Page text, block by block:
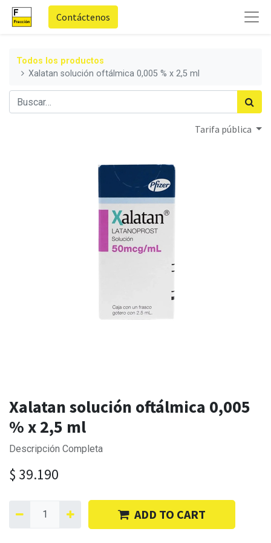
Contáctenos
Todos los productos
Xalatan solución oftálmica 0,005 % x 2,5 ml
Tarifa pública
Xalatan solución oftálmica 0,005
% x 2,5 ml
Descripción Completa
$ 39.190
ADD TO CART